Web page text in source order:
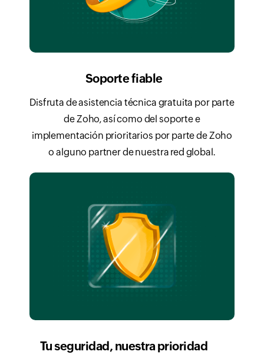
Soporte fiable
Disfruta de asistencia técnica gratuita por parte
de Zoho, así como del soporte e
implementación prioritarios por parte de Zoho
o alguno partner de nuestra red global.
Tu seguridad, nuestra prioridad